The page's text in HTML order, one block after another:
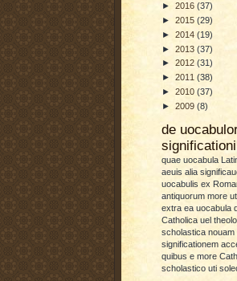
► 2016 (37)
► 2015 (29)
► 2014 (19)
► 2013 (37)
► 2012 (31)
► 2011 (38)
► 2010 (37)
► 2009 (8)
de
quae uocabula
aeuis alia
uocabulis ex
antiquorum more
extra ea uocabula
Catholica uel
scholastica nouam
significationem
quibus e more
scholastico uti